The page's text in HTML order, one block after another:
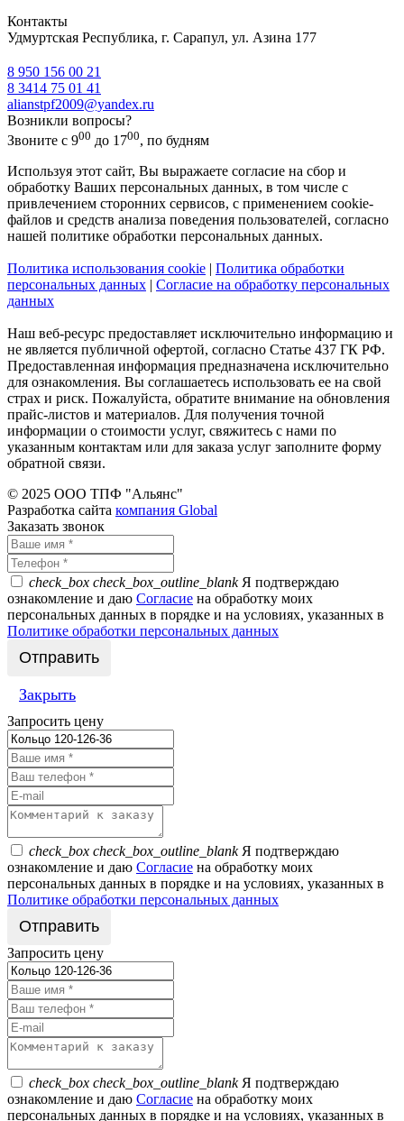
Контакты
Удмуртская Республика, г. Сарапул, ул. Азина 177
8 950 156 00 21
8 3414 75 01 41
alianstpf2009@yandex.ru
Возникли вопросы?
Звоните с 900 до 1700, по будням
Используя этот сайт, Вы выражаете согласие на сбор и
обработку Ваших персональных данных, в том числе с
привлечением сторонних сервисов, с применением cookie-
файлов и средств анализа поведения пользователей, согласно
нашей политике обработки персональных данных.
Политика использования cookie
Политика обработки
персональных данных
Согласие на обработку персональных
данных
Наш веб-ресурс предоставляет исключительно информацию и
не является публичной офертой, согласно Статье 437 ГК РФ.
Предоставленная информация предназначена исключительно
для ознакомления. Вы соглашаетесь использовать ее на свой
страх и риск. Пожалуйста, обратите внимание на обновления
прайс-листов и материалов. Для получения точной
информации о стоимости услуг, свяжитесь с нами по
указанным контактам или для заказа услуг заполните форму
обратной связи.
© 2025 ООО ТПФ "Альянс"
Разработка сайта компания Global
Заказать звонок
check_box check_box_outline_blankЯ подтверждаю
ознакомление и даю Согласие на обработку моих
персональных данных в порядке и на условиях, указанных в
Политике обработки персональных данных
Закрыть
Запросить цену
check_box check_box_outline_blankЯ подтверждаю
ознакомление и даю Согласие на обработку моих
персональных данных в порядке и на условиях, указанных в
Политике обработки персональных данных
Запросить цену
check_box check_box_outline_blankЯ подтверждаю
ознакомление и даю Согласие на обработку моих
персональных данных в порядке и на условиях, указанных в